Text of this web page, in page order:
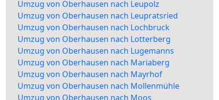
Umzug von Oberhausen nach Leupolz
Umzug von Oberhausen nach Leupratsried
Umzug von Oberhausen nach Lochbruck
Umzug von Oberhausen nach Lotterberg
Umzug von Oberhausen nach Lugemanns
Umzug von Oberhausen nach Mariaberg
Umzug von Oberhausen nach Mayrhof
Umzug von Oberhausen nach Mollenmühle
Umzug von Oberhausen nach Moos